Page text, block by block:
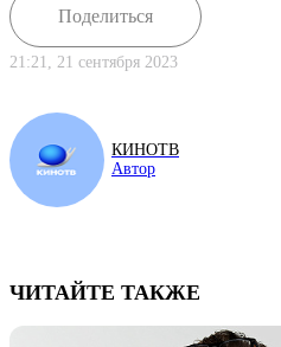
Поделиться
21:21, 21 сентября 2023
КИНОТВ
Автор
ЧИТАЙТЕ ТАКЖЕ